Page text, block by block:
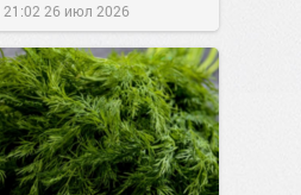
21:02 26 июл 2026